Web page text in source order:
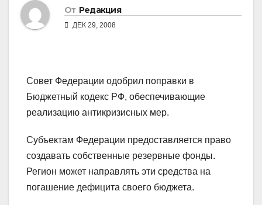
От Редакция
ДЕК 29, 2008
Совет Федерации одобрил поправки в
Бюджетный кодекс РФ, обеспечивающие
реализацию антикризисных мер.
Субъектам Федерации предоставляется право
создавать собственные резервные фонды.
Регион может направлять эти средства на
погашение дефицита своего бюджета.